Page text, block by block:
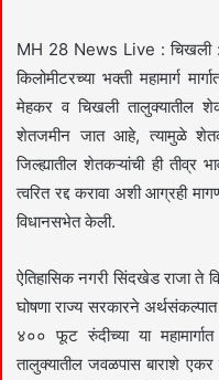
MH 28 News Live : चिखली :
किलोमीटरच्या भक्ती महामार्ग
मेहकर व चिखली तालुक्यातील
शेतजमीन जात आहे, त्यामुळे
जिल्ह्यातील शेतकऱ्यांची ही तीव्र
त्वरित रद्द करावा अशी आग्रही
विधानसभेत केली.
ऐतिहासिक नगरी सिंदखेड राजा ते
घोषणा राज्य सरकारने
४०० फूट रुंदीच्या या
तालुक्यातील जवळपास बाराशे